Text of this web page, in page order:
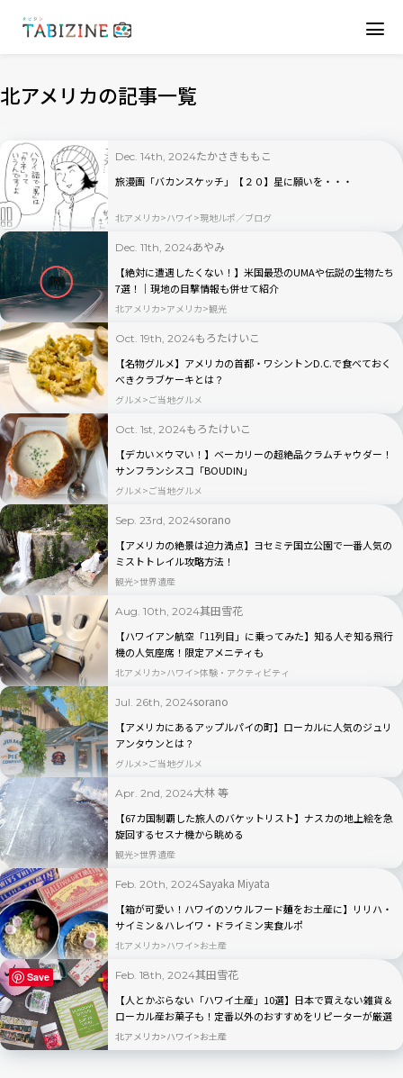
北アメリカの記事一覧
Dec. 14th, 2024たかさきももこ
旅漫画「バカンスケッチ」【２０】星に願いを・・・
北アメリカ ハワイ 現地ルポ／ブログ
Dec. 11th, 2024あやみ
【絶対に遭遇したくない！】米国最恐のUMAや伝説の生物たち
7選！│現地の目撃情報も併せて紹介
北アメリカ アメリカ 観光
Oct. 19th, 2024もろたけいこ
【名物グルメ】アメリカの首都・ワシントンD.C.で食べておく
べきクラブケーキとは？
グルメ ご当地グルメ
Oct. 1st, 2024もろたけいこ
【デカい×ウマい！】ベーカリーの超絶品クラムチャウダー！
サンフランシスコ「BOUDIN」
グルメ ご当地グルメ
Sep. 23rd, 2024sorano
【アメリカの絶景は迫力満点】ヨセミテ国立公園で一番人気の
ミストトレイル攻略方法！
観光 世界遺産
Aug. 10th, 2024其田雪花
【ハワイアン航空「11列目」に乗ってみた】知る人ぞ知る飛行
機の人気座席！限定アメニティも
北アメリカ ハワイ 体験・アクティビティ
Jul. 26th, 2024sorano
【アメリカにあるアップルパイの町】ローカルに人気のジュリ
アンタウンとは？
グルメ ご当地グルメ
Apr. 2nd, 2024大林 等
【67カ国制覇した旅人のバケットリスト】ナスカの地上絵を急
旋回するセスナ機から眺める
観光 世界遺産
Feb. 20th, 2024Sayaka Miyata
【箱が可愛い！ハワイのソウルフード麺をお土産に】リリハ・
サイミン＆ハレイワ・ドライミン実食ルポ
北アメリカ ハワイ お土産
Feb. 18th, 2024其田雪花
【人とかぶらない「ハワイ土産」10選】日本で買えない雑貨＆
ローカル産お菓子も！定番以外のおすすめをリピーターが厳選
北アメリカ ハワイ お土産
Save